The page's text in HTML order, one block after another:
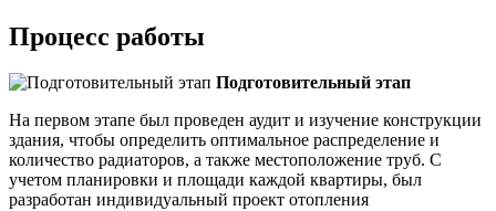
Процесс работы
Подготовительный этап
На первом этапе был проведен аудит и изучение конструкции
здания, чтобы определить оптимальное распределение и
количество радиаторов, а также местоположение труб. С
учетом планировки и площади каждой квартиры, был
разработан индивидуальный проект отопления